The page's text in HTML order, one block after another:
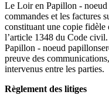
Le Loir en Papillon -
commandes et les factures
constituant une copie
l’article 1348 du Code
Papillon - noeud
preuve des
intervenus entre les parties.
Règlement des litiges